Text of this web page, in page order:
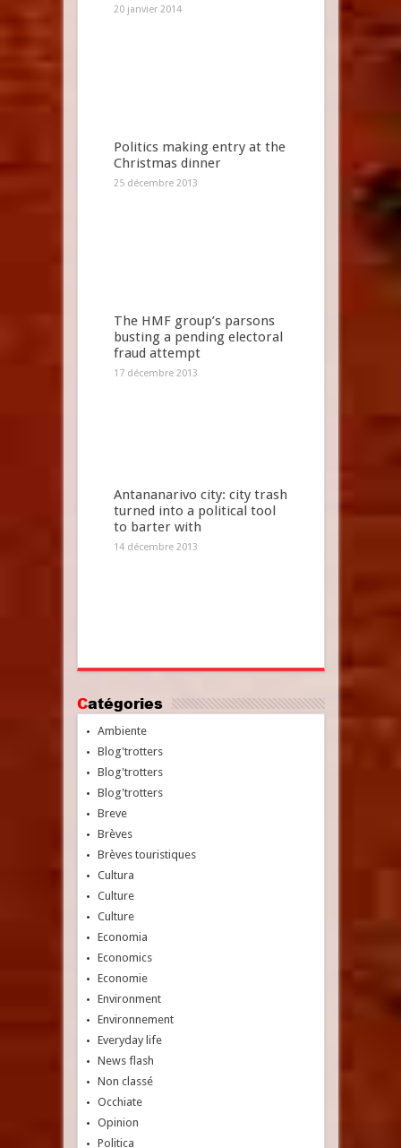
20 janvier 2014
Politics making entry at the
Christmas dinner
25 décembre 2013
The HMF group’s parsons
busting a pending electoral
fraud attempt
17 décembre 2013
Antananarivo city: city trash
turned into a political tool
to barter with
14 décembre 2013
Catégories
Ambiente
Blog'trotters
Blog'trotters
Blog'trotters
Breve
Brèves
Brèves touristiques
Cultura
Culture
Culture
Economia
Economics
Economie
Environment
Environnement
Everyday life
News flash
Non classé
Occhiate
Opinion
Politica